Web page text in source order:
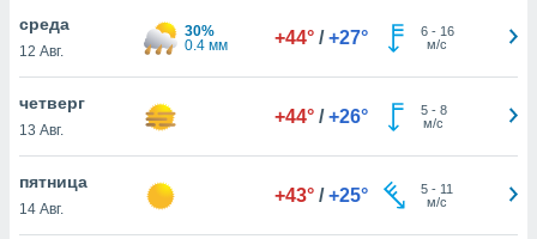
нашей
cookie
в
среда
12 Авг.
30%
0.4 мм
+44° / +27° 6- 16
м/с
четверг
13 Авг.
+44° / +26° 5- 8
м/с
пятница
14 Авг.
+43° / +25° 5- 11
м/с